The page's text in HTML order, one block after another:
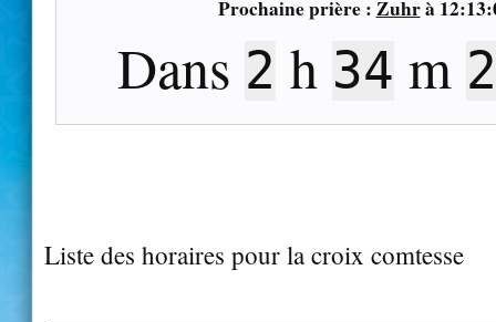
Prochaine prière : Zuhrà
Dans 2 h 34 m
Liste des horaires pour la croix comtesse